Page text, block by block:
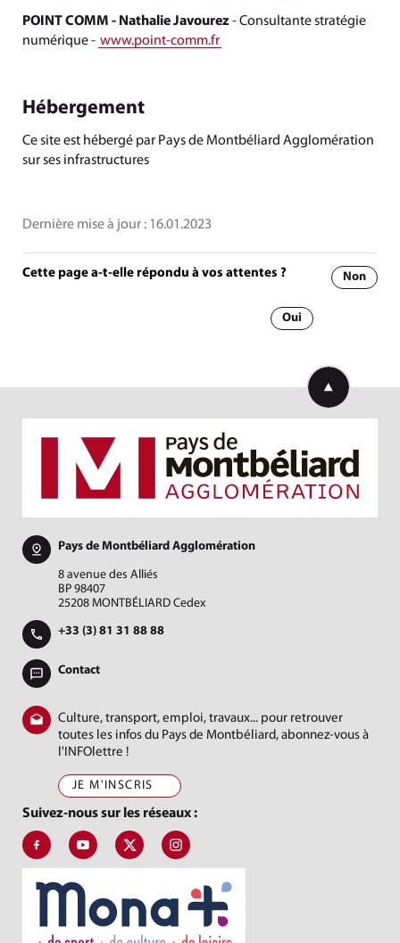
POINT COMM - Nathalie Javourez- Consultante stratégie
numérique - www.point-comm.fr
Hébergement
Ce site est hébergé par Pays de Montbéliard Agglomération
sur ses infrastructures
Dernière mise à jour : 16.01.2023
Cette page a-t-elle répondu à vos attentes ? Non
Oui
Retourner en
Pays de Montbéliard Agglomération
8 avenue des Alliés
BP 98407
25208 MONTBÉLIARD Cedex
+33 (3) 81 31 88 88
Contact
Culture, transport, emploi, travaux... pour retrouver
toutes les infos du Pays de Montbéliard, abonnez-vous à
l'INFOlettre !
JE M'INSCRIS
Suivez-nous sur les réseaux :
Suivez-nous sur Facebook, J'aime le Pays de Montbéliard
Suivez-nous sur Youtube, Pays de Montbéliard
Suivez-nous sur X, Pays de Montbéliard
Suivez-nous sur Instagram, Pays de